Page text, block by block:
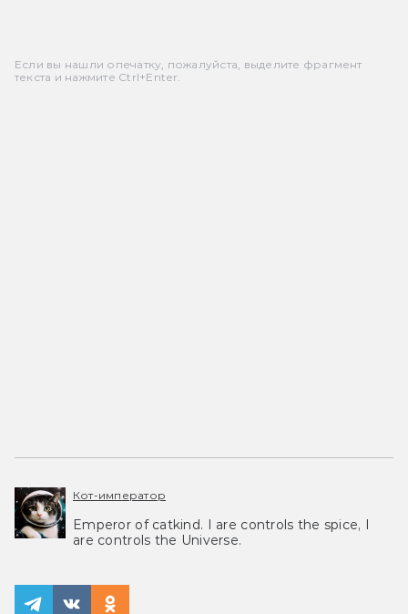
Если вы нашли опечатку, пожалуйста, выделите фрагмент
текста и нажмите Ctrl+Enter.
Кот-император
Emperor of catkind. I are controls the spice, I
are controls the Universe.